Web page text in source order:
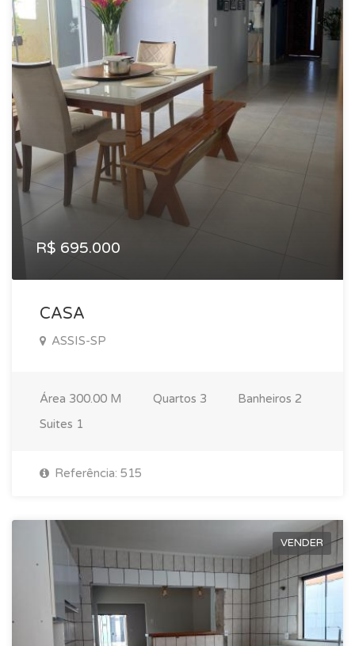
R$ 695.000
CASA
ASSIS-SP
Área 300.00 M Quartos 3 Banheiros 2
Suites 1
Referência: 515
VENDER